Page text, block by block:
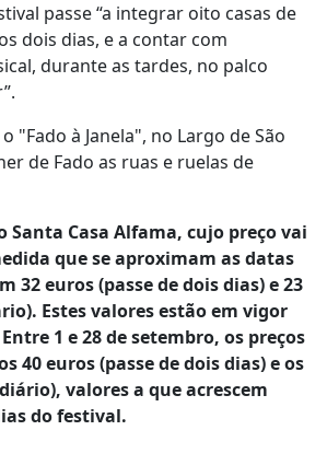
passe “a integrar oito casas de
dois dias, e a contar com
durante as tardes, no palco
"Fado à Janela", no Largo de São
de Fado as ruas e ruelas de
Santa Casa Alfama, cujo preço vai
que se aproximam as datas
32 euros (passe de dois dias) e 23
Estes valores estão em vigor
1 e 28 de setembro, os preços
40 euros (passe de dois dias) e os
valores a que acrescem
do festival.